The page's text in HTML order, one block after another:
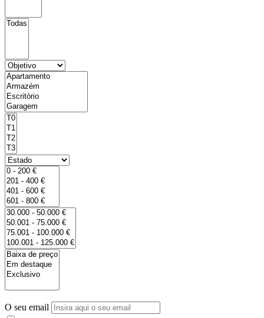
O seu email